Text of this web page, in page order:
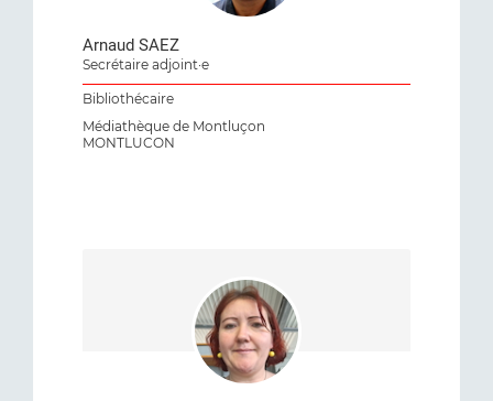
Arnaud SAEZ
Secrétaire adjoint·e
Bibliothécaire
Médiathèque de Montluçon
MONTLUCON